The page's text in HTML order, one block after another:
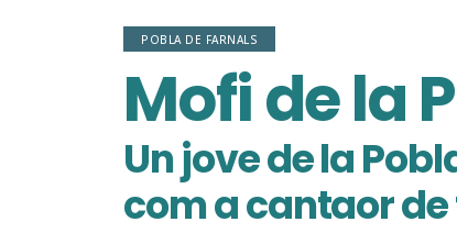
POBLA DE FARNALS
Mofi de la
Un jove de la
com a cantaor